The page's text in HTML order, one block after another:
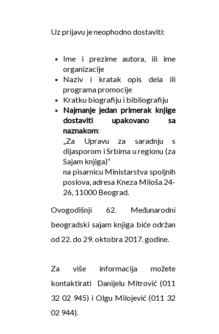
Uz prijavu je neophodno dostaviti:
Ime i prezime autora, ili ime
organizacije
Naziv i kratak opis dela ili
programa promocije
Kratku biografiju i bibliografiju
Najmanje jedan primerak knjige
dostaviti upakovano sa
naznakom:
„Za Upravu za saradnju s
dijasporom i Srbima u regionu (za
Sajam knjiga)“
na pisarnicu Ministarstva spoljnih
poslova, adresa Kneza Miloša 24-
26, 11000 Beograd.
Ovogodišnji 62. Međunarodni
beogradski sajam knjiga biće održan
od 22. do 29. oktobra 2017. godine.
Za više informacija možete
kontaktirati Danijelu Mitrović (011
32 02 945) i Olgu Milojević (011 32
02 944).